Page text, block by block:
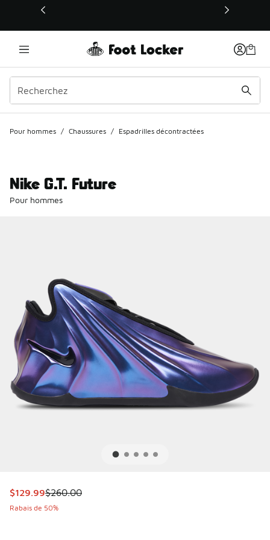
Ce lien s’ouvrira dans une nouvelle fenêtre
Pour hommes / Chaussures / Espadrilles décontractées
Nike G.T. Future
Pour hommes
Cet article est en solde. Le prix est passé de $260.00 à
$129.99$260.00
Rabais de 50%